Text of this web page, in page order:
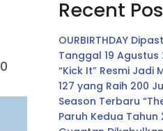
0
Recent
OURBIRTHDAY
Tanggal 19 Agustus
“Kick It” Resmi Jadi
127 yang Raih 200
Season Terbaru
Paruh Kedua Tahun